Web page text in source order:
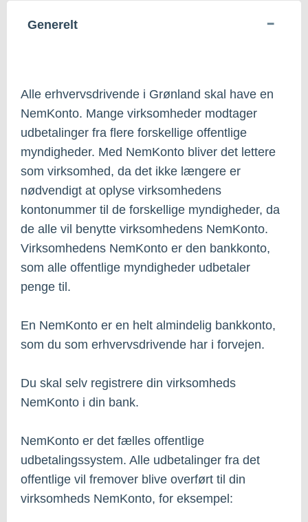
Generelt
Alle erhvervsdrivende i Grønland skal have en
NemKonto. Mange virksomheder modtager
udbetalinger fra flere forskellige offentlige
myndigheder. Med NemKonto bliver det lettere
som virksomhed, da det ikke længere er
nødvendigt at oplyse virksomhedens
kontonummer til de forskellige myndigheder, da
de alle vil benytte virksomhedens NemKonto.
Virksomhedens NemKonto er den bankkonto,
som alle offentlige myndigheder udbetaler
penge til.
En NemKonto er en helt almindelig bankkonto,
som du som erhvervsdrivende har i forvejen.
Du skal selv registrere din virksomheds
NemKonto i din bank.
NemKonto er det fælles offentlige
udbetalingssystem. Alle udbetalinger fra det
offentlige vil fremover blive overført til din
virksomheds NemKonto, for eksempel: